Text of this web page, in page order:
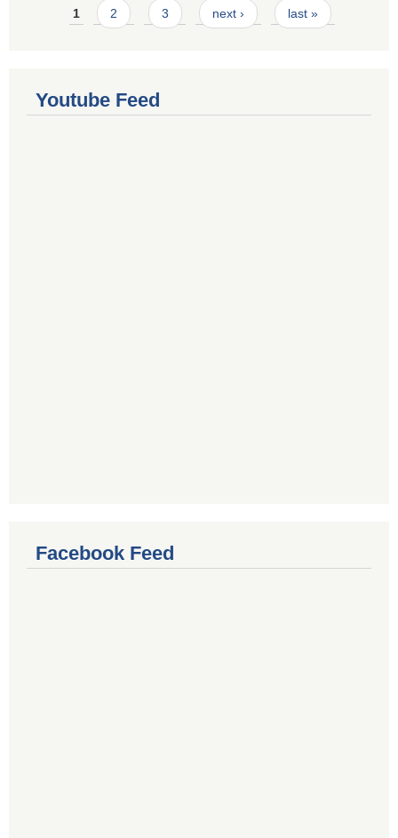
Pages
1 2 3 next › last »
Youtube Feed
Facebook Feed